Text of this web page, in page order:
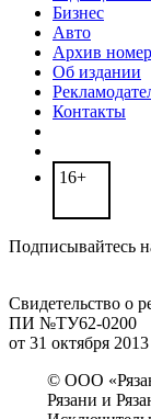
Бизнес
Авто
Архив
Об издании
Контакты
16+
Подписывайтесь
Свидетельство о
ПИ №ТУ62-0200
от 31 октября 2013
© ООО
Рязани и